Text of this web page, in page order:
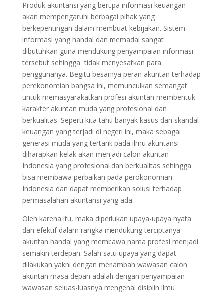
Produk akuntansi yang berupa informasi keuangan
akan mempengaruhi berbagai pihak yang
berkepentingan dalam membuat kebijakan. Sistem
informasi yang handal dan memadai sangat
dibutuhkan guna mendukung penyampaian informasi
tersebut sehingga tidak menyesatkan para
penggunanya. Begitu besarnya peran akuntan terhadap
perekonomian bangsa ini, memunculkan semangat
untuk memasyarakatkan profesi akuntan membentuk
karakter akuntan muda yang profesional dan
berkualitas. Seperti kita tahu banyak kasus dan skandal
keuangan yang terjadi di negeri ini, maka sebagai
generasi muda yang tertarik pada ilmu akuntansi
diharapkan kelak akan menjadi calon akuntan
Indonesia yang profesional dan berkualitas sehingga
bisa membawa perbaikan pada perokonomian
Indonesia dan dapat memberikan solusi terhadap
permasalahan akuntansi yang ada.
Oleh karena itu, maka diperlukan upaya-upaya nyata
dan efektif dalam rangka mendukung terciptanya
akuntan handal yang membawa nama profesi menjadi
semakin terdepan. Salah satu upaya yang dapat
dilakukan yakni dengan menambah wawasan calon
akuntan masa depan adalah dengan penyampaian
wawasan seluas-luasnya mengenai disiplin ilmu